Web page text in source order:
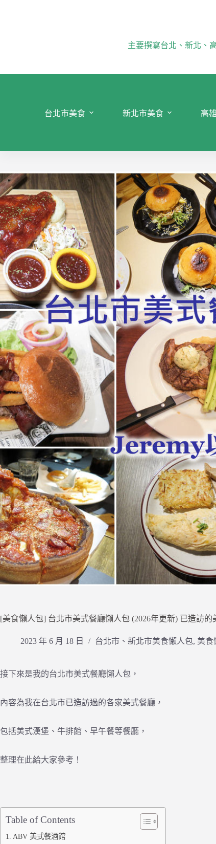
主要撰寫台北、新北、
台北市美食 新北市美食 高
[美食懶人包] 台北市美式餐廳懶人包 (2026年更新) 已造訪
2023 年 6 月 18 日 台北市、新北市美食懶人包, 美食
接下來是我的台北市美式餐廳懶人包，
內容為我在台北市已造訪過的各家美式餐廳，
包括美式漢堡、牛排館、早午餐等餐廳，
整理在此給大家參考！
Table of Contents
ABV 美式餐酒館